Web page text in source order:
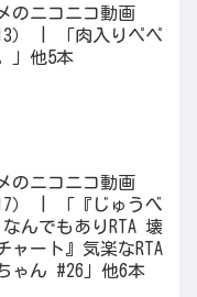
のニコニコ動画
） | 「肉入りペペ
」他5本
のニコニコ動画
） | 「『じゅうべ
んでもありRTA 壊
ャート』気楽なRTA
ゃん #26」他6本